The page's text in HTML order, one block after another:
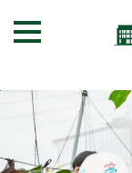
到
塊
到
塊
選單按鈕